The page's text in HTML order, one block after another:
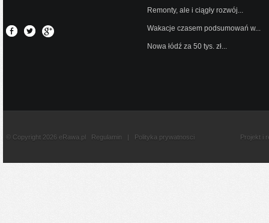
Remonty, ale i ciągły rozwój...
Wakacje czasem podsumowań w...
Nowa łódź za 50 tys. zł...
© Copyright 2026 eRawa.pl Regulamin | Polityka prywatnosci Projekt i